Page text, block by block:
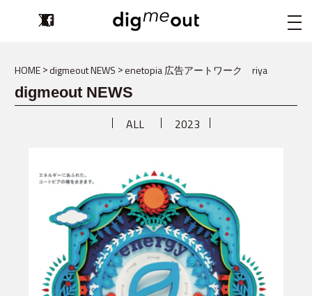
digmeout
HOME digmeout NEWS enetopia 広告アートワーク riya
digmeout NEWS
ALL 2023